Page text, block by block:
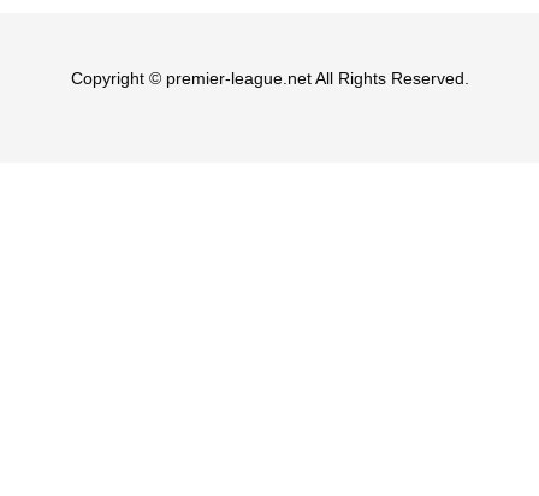
Copyright © premier-league.net All Rights Reserved.